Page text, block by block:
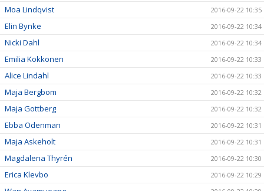
Moa Lindqvist 2016-09-22 10:35
Elin Bynke 2016-09-22 10:34
Nicki Dahl 2016-09-22 10:34
Emilia Kokkonen 2016-09-22 10:33
Alice Lindahl 2016-09-22 10:33
Maja Bergbom 2016-09-22 10:32
Maja Gottberg 2016-09-22 10:32
Ebba Odenman 2016-09-22 10:31
Maja Askeholt 2016-09-22 10:31
Magdalena Thyrén 2016-09-22 10:30
Erica Klevbo 2016-09-22 10:29